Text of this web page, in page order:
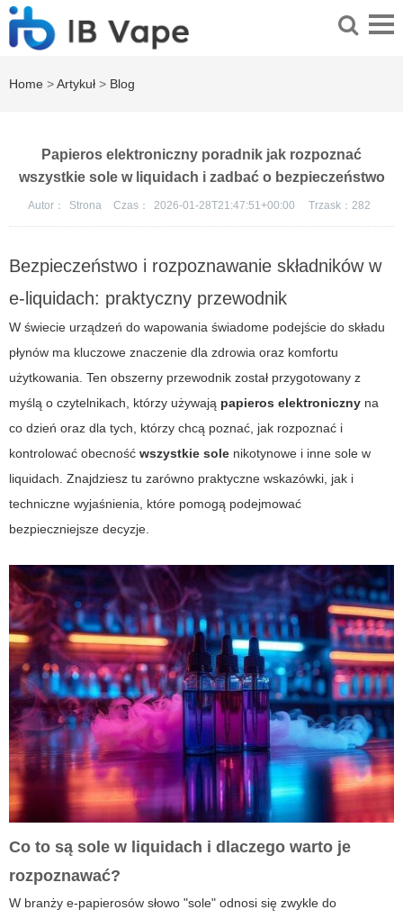
Home >Artykuł > Blog
Papieros elektroniczny poradnik jak rozpoznać
wszystkie sole w liquidach i zadbać o bezpieczeństwo
Autor： Strona Czas： 2026-01-28T21:47:51+00:00 Trzask： 282
Bezpieczeństwo i rozpoznawanie składników w
e-liquidach: praktyczny przewodnik
W świecie urządzeń do wapowania świadome podejście do składu
płynów ma kluczowe znaczenie dla zdrowia oraz komfortu
użytkowania. Ten obszerny przewodnik został przygotowany z
myślą o czytelnikach, którzy używają papieros elektroniczny na
co dzień oraz dla tych, którzy chcą poznać, jak rozpoznać i
kontrolować obecność wszystkie sole nikotynowe i inne sole w
liquidach. Znajdziesz tu zarówno praktyczne wskazówki, jak i
techniczne wyjaśnienia, które pomogą podejmować
bezpieczniejsze decyzje.
Co to są sole w liquidach i dlaczego warto je
rozpoznawać?
W branży e-papierosów słowo "sole" odnosi się zwykle do